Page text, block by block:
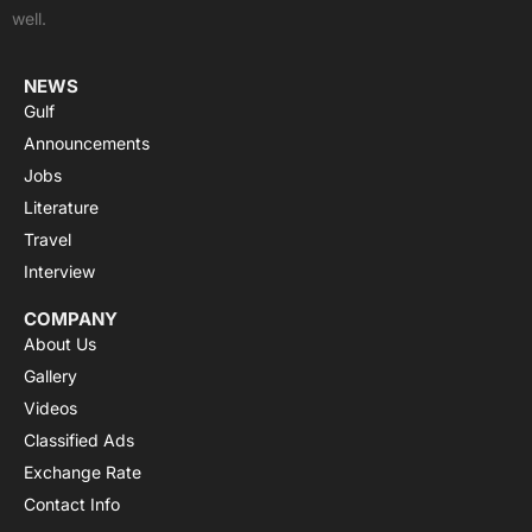
well.
NEWS
Gulf
Announcements
Jobs
Literature
Travel
Interview
COMPANY
About Us
Gallery
Videos
Classified Ads
Exchange Rate
Contact Info